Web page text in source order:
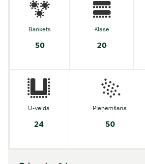
Bankets
50
Klase
20
U-veida
24
Pieņemšana
50